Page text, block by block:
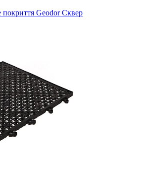
Geodor Сквер